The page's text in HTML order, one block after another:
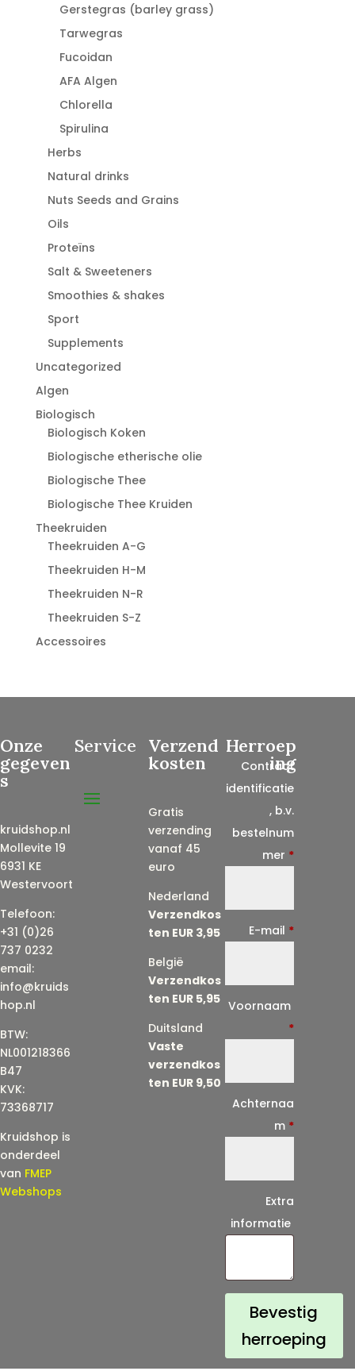
Gerstegras (barley grass)
Tarwegras
Fucoidan
AFA Algen
Chlorella
Spirulina
Herbs
Natural drinks
Nuts Seeds and Grains
Oils
Proteïns
Salt & Sweeteners
Smoothies & shakes
Sport
Supplements
Uncategorized
Algen
Biologisch
Biologisch Koken
Biologische etherische olie
Biologische Thee
Biologische Thee Kruiden
Theekruiden
Theekruiden A-G
Theekruiden H-M
Theekruiden N-R
Theekruiden S-Z
Accessoires
Onze
gegeven
s
kruidshop.nl
Mollevite 19
6931 KE
Westervoort
Telefoon:
+31 (0)26
737 0232
email:
info@kruids
hop.nl
BTW:
NL001218366
B47
KVK:
73368717
Kruidshop is
onderdeel
van FMEP
Webshops
Service Verzend
kosten
Gratis
verzending
vanaf 45
euro
Nederland
Verzendkos
ten EUR 3,95
België
Verzendkos
ten EUR 5,95
Duitsland
Vaste
verzendkos
ten EUR 9,50
Herroep
ing
Contract
identificatie
, b.v.
bestelnum
mer *
E-mail *
l
)
*
Voornaam
*
Achternaa
m *
Extra
informatie
Bevestig
herroeping